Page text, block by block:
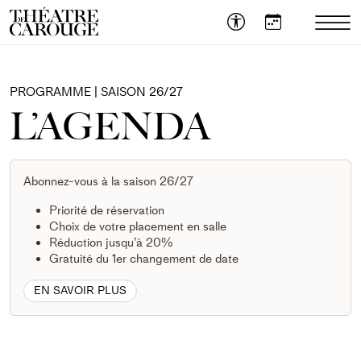
PROGRAMME | SAISON 26/27
L’AGENDA
Abonnez-vous à la saison 26/27
Priorité de réservation
Choix de votre placement en salle
Réduction jusqu’à 20%
Gratuité du 1er changement de date
EN SAVOIR PLUS